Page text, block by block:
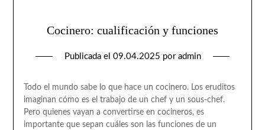
Cocinero: cualificación y funciones
Publicada el 09.04.2025 por admin
Todo el mundo sabe lo que hace un cocinero. Los eruditos
imaginan cómo es el trabajo de un chef y un sous-chef.
Pero quienes vayan a convertirse en cocineros, es
importante que sepan cuáles son las funciones de un